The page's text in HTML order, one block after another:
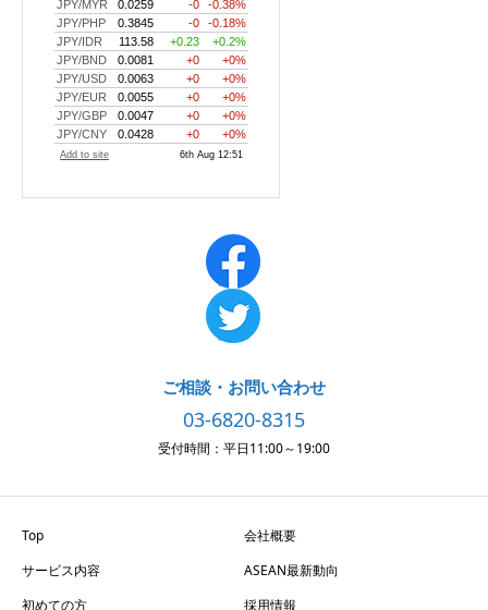
ご相談・お問い合わせ
03-6820-8315
受付時間：平日11:00～19:00
Top
会社概要
サービス内容
ASEAN最新動向
初めての方
採用情報